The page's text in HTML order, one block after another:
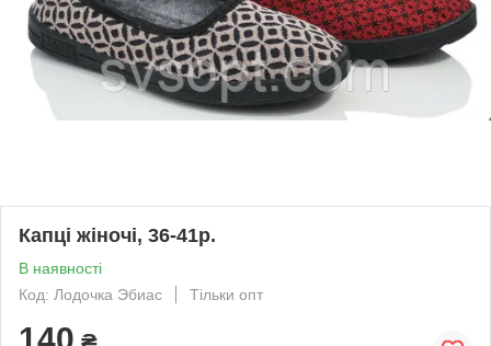
Капці жіночі, 36-41р.
В наявності
Код: Лодочка Эбиас
Тільки опт
140